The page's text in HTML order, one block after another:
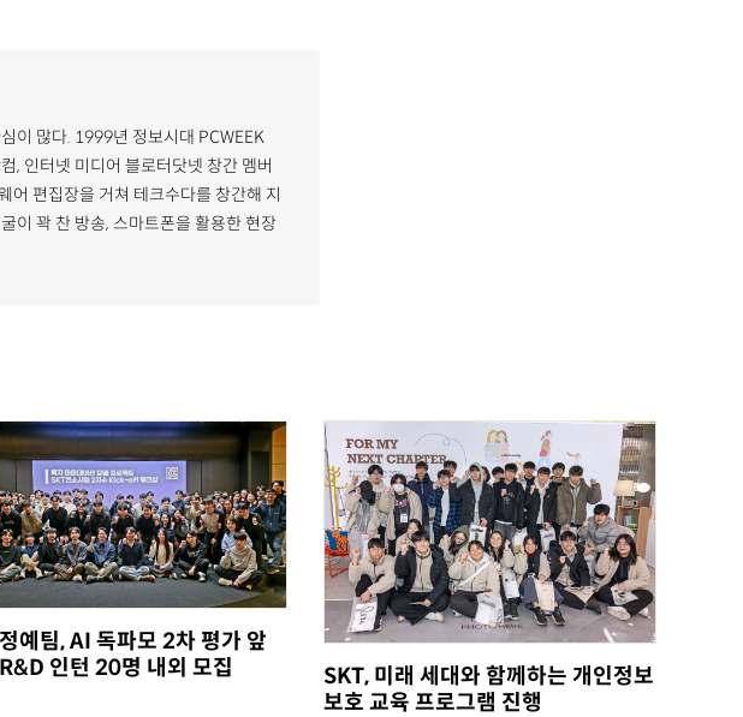
이 많다. 1999년 정보시대 PCWEEK
, 인터넷 미디어 블로터닷넷 창간 멤버
어 편집장을 거쳐 테크수다를 창간해 지
이 꽉 찬 방송, 스마트폰을 활용한 현장
예팀, AI 독파모 2차 평가 앞
인턴 20명 내외 모집
SKT, 미래 세대와 함께하는 개인정보
보호 교육 프로그램 진행